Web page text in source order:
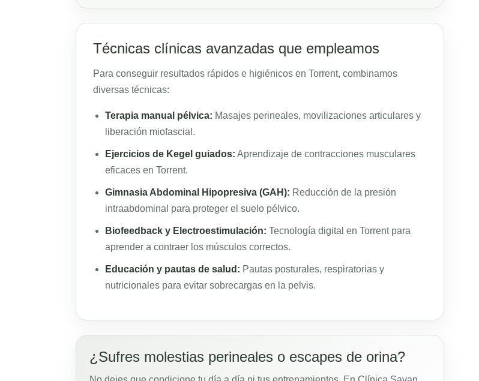
Técnicas clínicas avanzadas que empleamos
Para conseguir resultados rápidos e higiénicos en Torrent, combinamos
diversas técnicas:
Terapia manual pélvica: Masajes perineales, movilizaciones articulares y
liberación miofascial.
Ejercicios de Kegel guiados: Aprendizaje de contracciones musculares
eficaces en Torrent.
Gimnasia Abdominal Hipopresiva (GAH): Reducción de la presión
intraabdominal para proteger el suelo pélvico.
Biofeedback y Electroestimulación: Tecnología digital en Torrent para
aprender a contraer los músculos correctos.
Educación y pautas de salud: Pautas posturales, respiratorias y
nutricionales para evitar sobrecargas en la pelvis.
¿Sufres molestias perineales o escapes de orina?